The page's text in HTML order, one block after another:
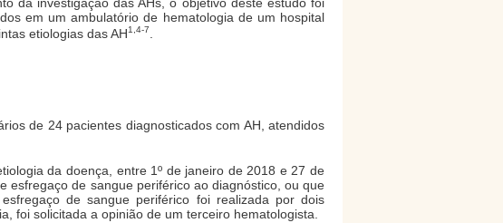
em um ambulatório de hematologia de um hospital
etiologias das AH1,4-7
de 24 pacientes diagnosticados com AH, atendidos
da doença, entre 1º de janeiro de 2018 e 27 de
esfregaço de sangue periférico ao diagnóstico, ou que
de sangue periférico foi realizada por dois
foi solicitada a opinião de um terceiro hematologista.